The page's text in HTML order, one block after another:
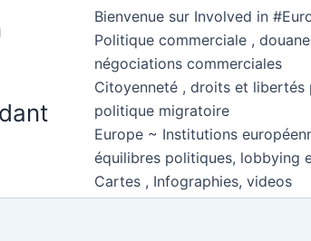
Bienvenue sur Involved in
Politique commerciale ,
négociations commerciales
Citoyenneté , droits et
politique migratoire
Europe ~ Institutions
équilibres politiques, lobbying
Cartes , Infographies, videos